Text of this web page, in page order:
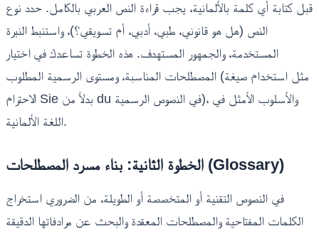
قبل كتابة أي كلمة بالألمانية، يجب قراءة النص العربي بالكامل. حدد نوع
النص (هل هو قانوني، طبي، أدبي، أم تسويقي؟)، واستنبط النبرة
المستخدمة، والجمهور المستهدف. هذه الخطوة تساعدك في اختيار
المصطلحات المناسبة، ومستوى الرسمية المطلوب (مثل استخدام صيغة
الاحترام Sie بدلاً من du في النصوص الرسمية)، والأسلوب الأمثل في
اللغة الألمانية.
الخطوة الثانية: بناء مسرد المصطلحات (Glossary)
في النصوص التقنية أو المتخصصة أو الطويلة، من الضروري استخراج
الكلمات المفتاحية والمصطلحات المعقدة والبحث عن مرادفاتها الدقيقة